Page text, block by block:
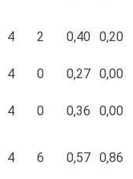
4 2 0,40 0,20
4 0 0,27 0,00
4 0 0,36 0,00
4 6 0,57 0,86